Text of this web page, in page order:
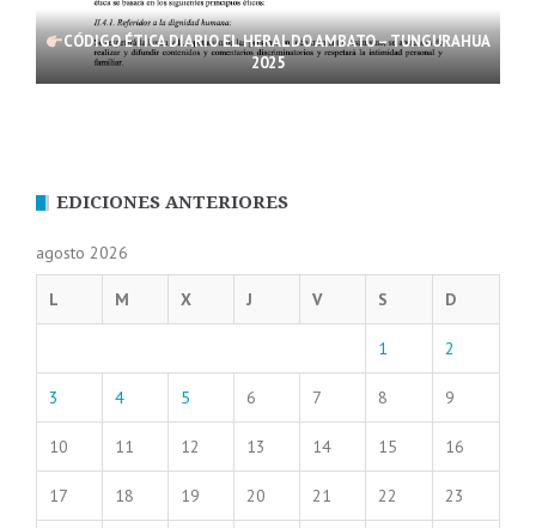
CÓDIGO ÉTICA DIARIO EL HERALDO AMBATO – TUNGURAHUA
2025
EDICIONES ANTERIORES
agosto 2026
L M X J V S D
1 2
3 4 5 6 7 8 9
10 11 12 13 14 15 16
17 18 19 20 21 22 23